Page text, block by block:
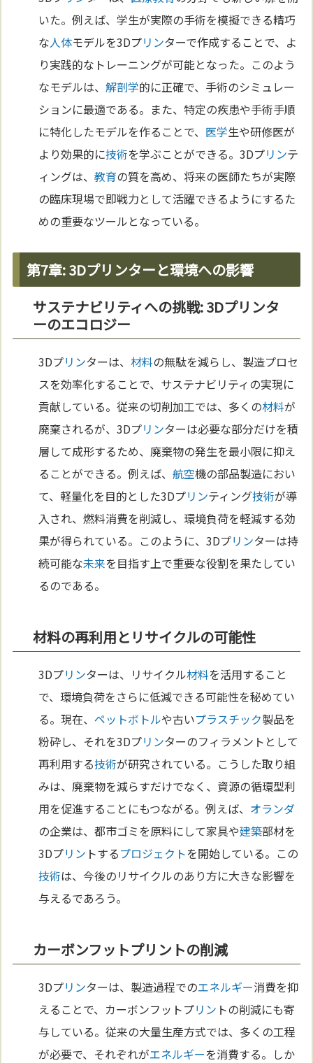
いた。例えば、学生が実際の手術を模擬できる精巧
な人体モデルを3Dプリンターで作成することで、よ
り実践的なトレーニングが可能となった。このよう
なモデルは、解剖学的に正確で、手術のシミュレー
ションに最適である。また、特定の疾患や手術手順
に特化したモデルを作ることで、 医学生や研修医が
より効果的に技術を学ぶことができる。3Dプリンテ
ィングは、教育の質を高め、将来の医師たちが実際
の臨床現場で即戦力として活躍できるようにするた
めの重要なツールとなっている。
第7章: 3Dプリンターと環境への影響
サステナビリティへの挑戦: 3Dプリンタ
ーのエコロジー
3Dプリンターは、材料の無駄を減らし、製造プロセ
スを効率化することで、サステナビリティの実現に
貢献している。従来の切削加工では、多くの材料が
廃棄されるが、3Dプリンターは必要な部分だけを積
層して成形するため、廃棄物の発生を最小限に抑え
ることができる。例えば、航空機の部品製造におい
て、軽量化を目的とした3Dプリンティング技術が導
入され、燃料消費を削減し、環境負荷を軽減する効
果が得られている。このように、3Dプリンターは持
続可能な未来を目指す上で重要な役割を果たしてい
るのである。
材料の再利用とリサイクルの可能性
3Dプリンターは、リサイクル材料を活用すること
で、環境負荷をさらに低減できる可能性を秘めてい
る。現在、ペットボトルや古いプラスチック製品を
粉砕し、それを3Dプリンターのフィラメントとして
再利用する技術が研究されている。こうした取り組
みは、廃棄物を減らすだけでなく、資源の循環型利
用を促進することにもつながる。例えば、 オランダ
の企業は、都市ゴミを原料にして家具や建築部材を
3Dプリン トするプロジェクトを開始している。この
技術は、今後のリサイクルのあり方に大きな影響を
与えるであろう。
カーボンフットプリントの削減
3Dプリンターは、製造過程でのエネルギー消費を抑
えることで、カーボンフットプリン トの削減にも寄
与している。従来の大量生産方式では、多くの工程
が必要で、それぞれがエネルギーを消費する。しか